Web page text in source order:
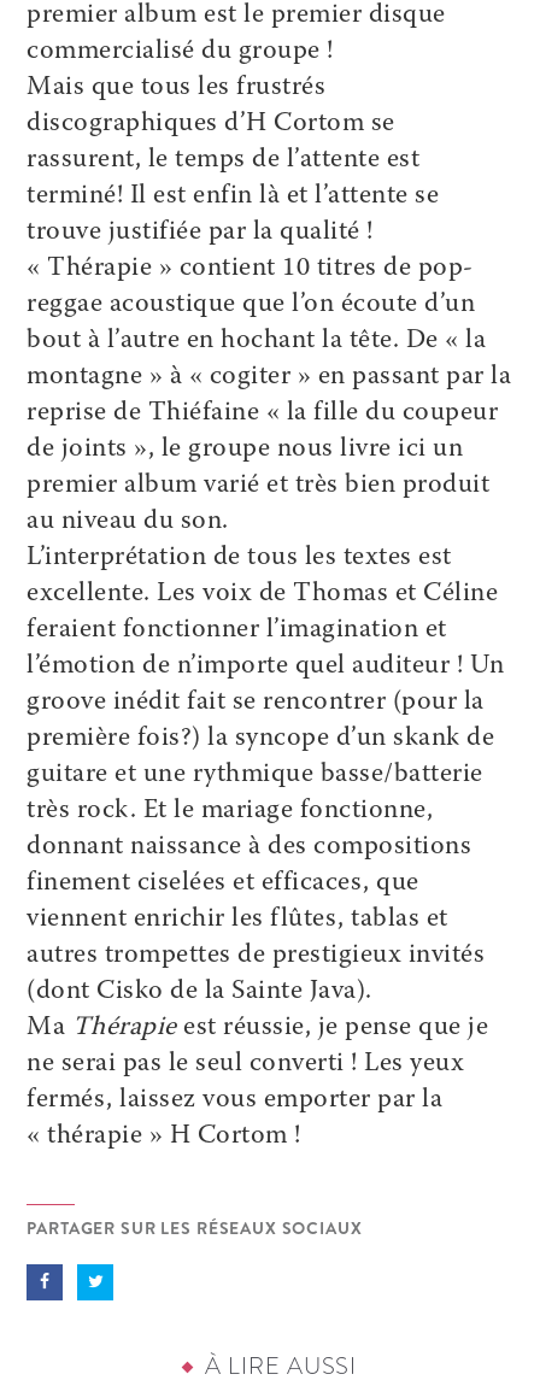
premier album est le premier disque
commercialisé du groupe !
Mais que tous les frustrés
discographiques d’H Cortom se
rassurent, le temps de l’attente est
terminé! Il est enfin là et l’attente se
trouve justifiée par la qualité !
« Thérapie » contient 10 titres de pop-
reggae acoustique que l’on écoute d’un
bout à l’autre en hochant la tête. De « la
montagne » à « cogiter » en passant par la
reprise de Thiéfaine « la fille du coupeur
de joints », le groupe nous livre ici un
premier album varié et très bien produit
au niveau du son.
L’interprétation de tous les textes est
excellente. Les voix de Thomas et Céline
feraient fonctionner l’imagination et
l’émotion de n’importe quel auditeur ! Un
groove inédit fait se rencontrer (pour la
première fois?) la syncope d’un skank de
guitare et une rythmique basse/batterie
très rock. Et le mariage fonctionne,
donnant naissance à des compositions
finement ciselées et efficaces, que
viennent enrichir les flûtes, tablas et
autres trompettes de prestigieux invités
(dont Cisko de la Sainte Java).
Ma Thérapieest réussie, je pense que je
ne serai pas le seul converti ! Les yeux
fermés, laissez vous emporter par la
« thérapie » H Cortom !
PARTAGER SUR LES RÉSEAUX SOCIAUX
À LIRE AUSSI